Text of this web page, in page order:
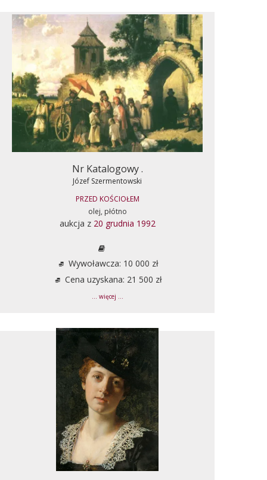
Nr Katalogowy .
Józef Szermentowski
PRZED KOŚCIOŁEM
olej, płótno
aukcja z 20 grudnia 1992
Wywoławcza: 10 000 zł
Cena uzyskana: 21 500 zł
... więcej ...